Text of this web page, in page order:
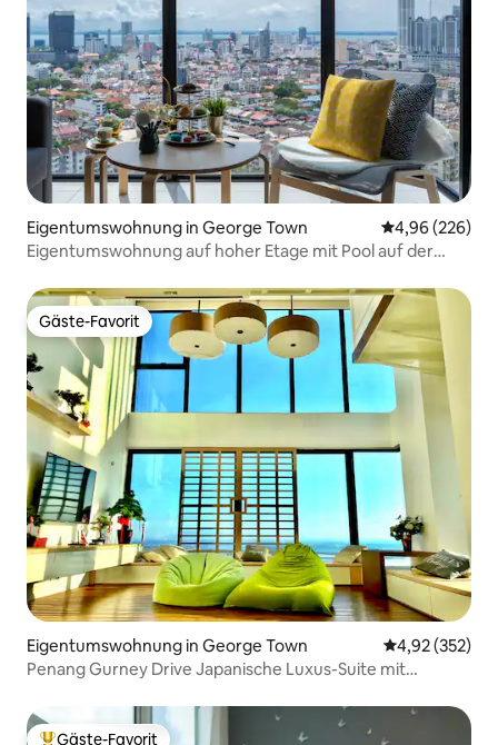
Eigentumswohnung in George Town
4,96 (226)
Eigentumswohnung auf hoher Etage mit Pool auf der
Gäste-Favorit
Gäste-Favorit
Eigentumswohnung in George Town
4,92 (352)
Penang Gurney Drive Japanische Luxus-Suite mit
Gäste-Favorit